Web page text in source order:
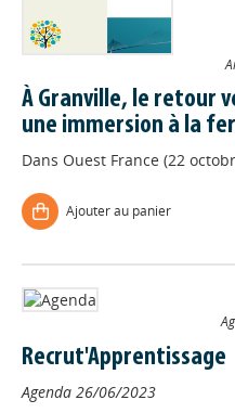
À Granville, le retour
une immersion à la
Dans Ouest France (22
Ajouter au panier
Recrut'Apprentissage
Agenda 26/06/2023
Appels à